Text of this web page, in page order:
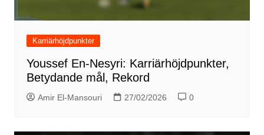
Karriärhöjdpunkter
Youssef En-Nesyri: Karriärhöjdpunkter,
Betydande mål, Rekord
Amir El-Mansouri 27/02/2026 0